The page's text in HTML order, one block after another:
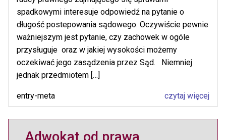
entry-meta
spadkowymi interesuje odpowiedź na pytanie o
długość postepowania sądowego. Oczywiście pewnie
ważniejszym jest pytanie, czy zachowek w ogóle
przysługuje oraz w jakiej wysokości możemy
oczekiwać jego zasądzenia przez Sąd. Niemniej
jednak przedmiotem […]
czytaj więcej